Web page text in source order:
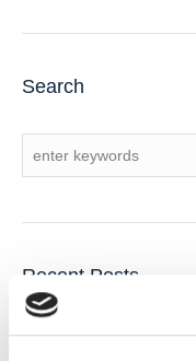
Search
Recent Posts
IL DDL S.1595: